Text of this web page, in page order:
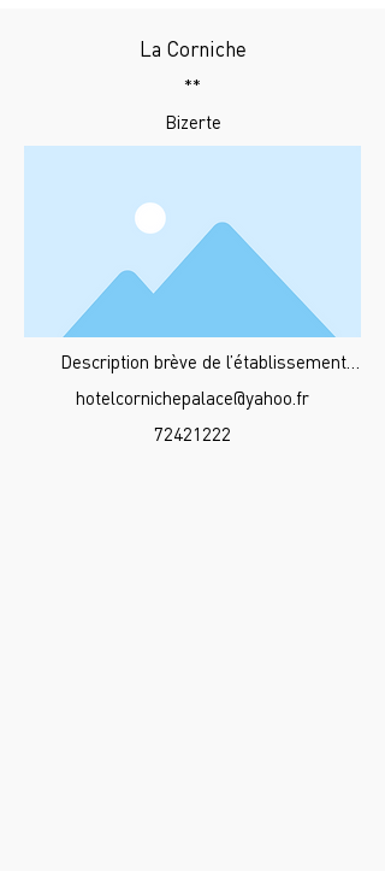
La Corniche
**
Bizerte
Description brève de l’établissement…
hotelcornichepalace@yahoo.fr
72421222